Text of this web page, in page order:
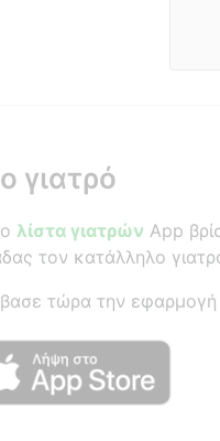
γιατρό
λίστα γιατρών App
τον κατάλληλο
τώρα την